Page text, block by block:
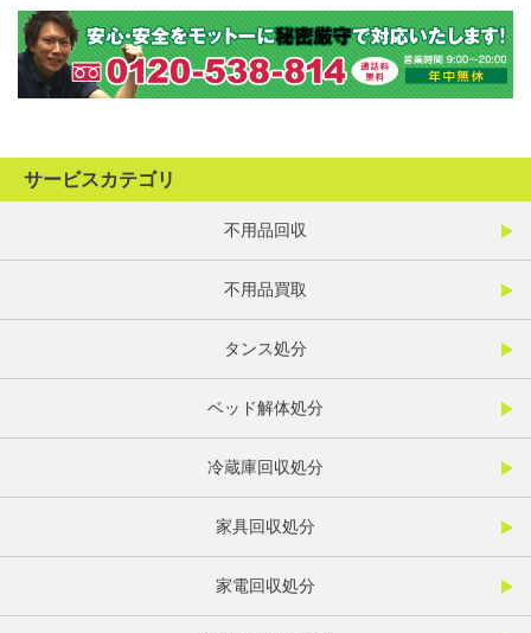
サービスカテゴリ
不用品回収
不用品買取
タンス処分
ベッド解体処分
冷蔵庫回収処分
家具回収処分
家電回収処分